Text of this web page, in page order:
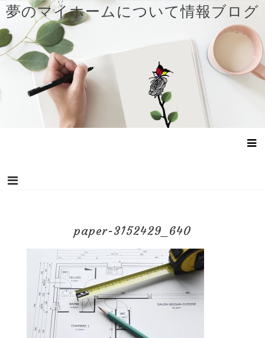
コ
ン
テ
ン
ツ
キ
夢のマイホームについて情報ブログ
paper-3152429_640